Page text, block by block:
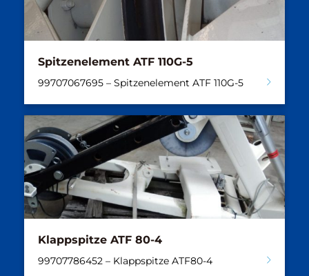
Spitzenelement ATF 110G-5
99707067695 – Spitzenelement ATF 110G-5
Klappspitze ATF 80-4
99707786452 – Klappspitze ATF80-4